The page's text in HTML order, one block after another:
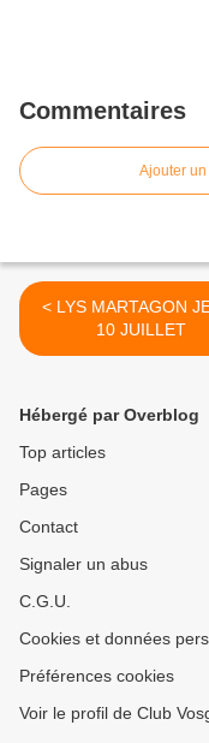
Commentaires
Ajouter
< LYS MARTAGON JEUDI
10 JUILLET
Hébergé par Overblog
Top articles
Pages
Contact
Signaler un abus
C.G.U.
Cookies et données
Préférences cookies
Voir le profil de Club